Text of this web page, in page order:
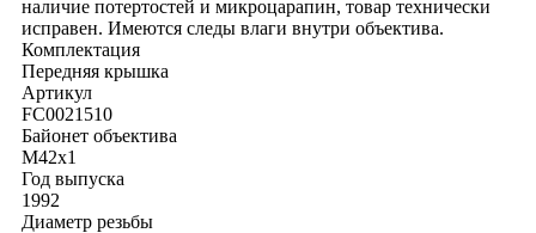
наличие потертостей и микроцарапин, товар технически
исправен. Имеются следы влаги внутри объектива.
Комплектация
Передняя крышка
Артикул
FC0021510
Байонет объектива
M42x1
Год выпуска
1992
Диаметр резьбы